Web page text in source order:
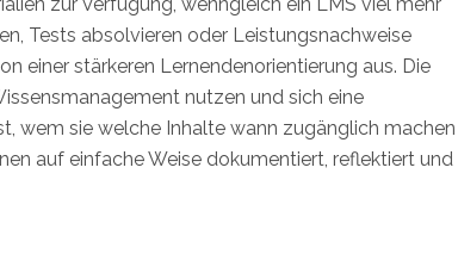
Tests absolvieren oder Leistungsnachweise
einer stärkeren Lernendenorientierung aus. Die
nutzen und sich eine
wem sie welche Inhalte wann zugänglich machen
auf einfache Weise dokumentiert, reflektiert und